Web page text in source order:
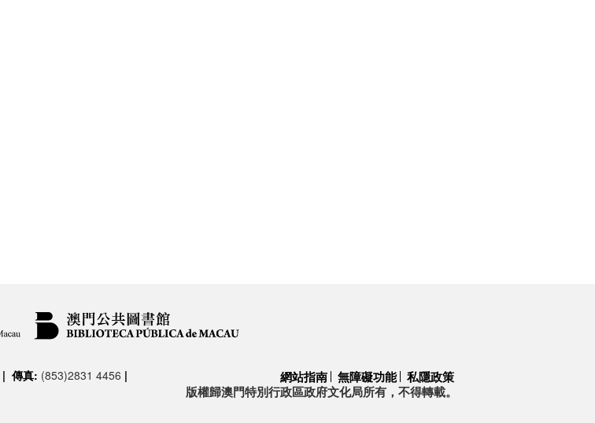
| 傳真: (853)2831 4456 |
網站指南 無障礙功能 私隱政策
版權歸澳門特別行政區政府文化局所有，不得轉載。